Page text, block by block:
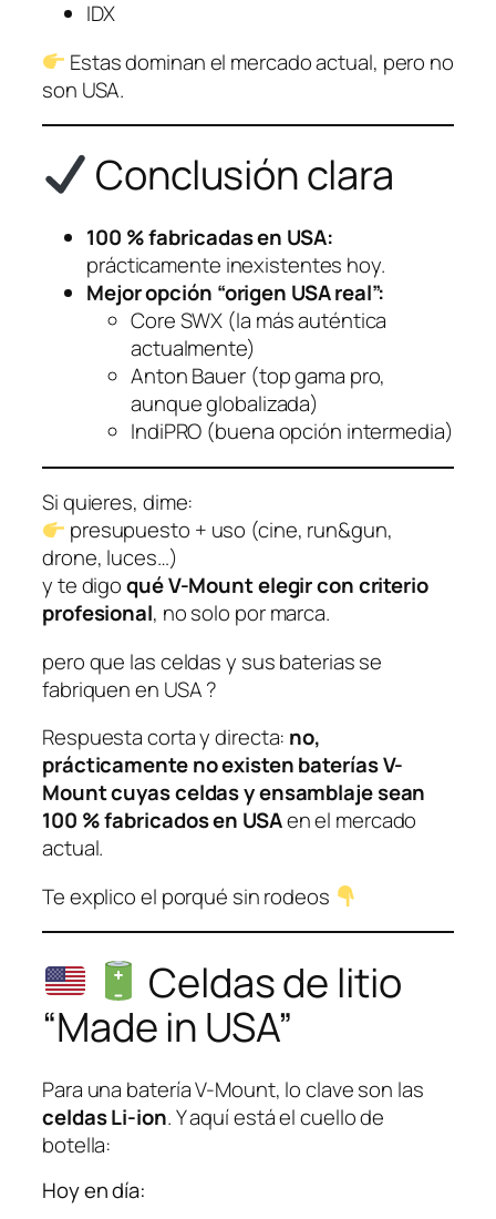
IDX
Estas dominan el mercado actual, pero no
son USA.
Conclusión clara
100 % fabricadas en USA:
prácticamente inexistentes hoy.
Mejor opción “origen USA real”:
Core SWX (la más auténtica
actualmente)
Anton Bauer (top gama pro,
aunque globalizada)
IndiPRO (buena opción intermedia)
Si quieres, dime:
presupuesto + uso (cine, run&gun,
drone, luces…)
y te digoqué V-Mount elegir con criterio
profesional, no solo por marca.
pero que las celdas y sus baterias se
fabriquen en USA ?
Respuesta corta y directa: no,
prácticamente no existen baterías V-
Mount cuyas celdas y ensamblaje sean
100 % fabricados en USAen el mercado
actual.
Te explico el porqué sin rodeos
Celdas de litio
“Made in USA”
Para una batería V-Mount, lo clave son las
celdas Li-ion. Y aquí está el cuello de
botella:
Hoy en día: